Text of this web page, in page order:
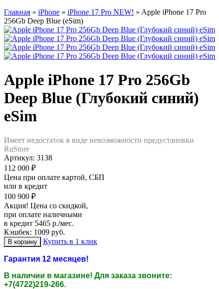
Главная » iPhone » iPhone 17 Pro NEW! » Apple iPhone 17 Pro
256Gb Deep Blue (eSim)
Apple iPhone 17 Pro 256Gb
Deep Blue (Глубокий синий)
eSim
Имеет недостаток в виде невозможности предустановки
RuStore
Артикул: 3138
112 000 ₽
Цена при оплате картой, СБП
или в кредит
100 900 ₽
Акция! Цена со скидкой,
при оплате наличными
в кредит 5465 р./мес.
Кэшбек: 1009 руб.
Купить в 1 клик
Гарантия 12 месяцев!
В наличии в магазине! Для заказа звоните:
+7(4722)219-266.